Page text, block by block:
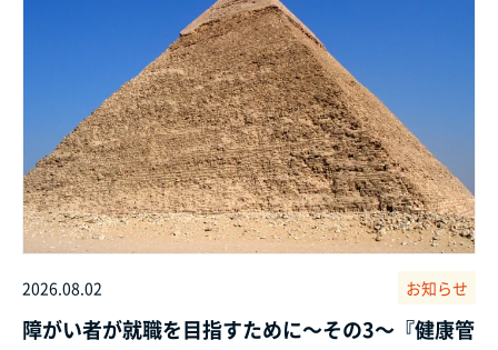
2026.08.02 お知らせ
障がい者が就職を目指すために～その3～『健康管